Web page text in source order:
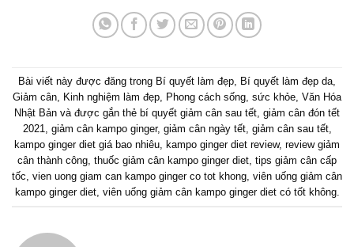
Bài viết này được đăng trong Bí quyết làm đẹp Bí quyết làm đẹp da
Giảm cân Kinh nghiệm làm đẹp Phong cách sống sức khỏe Văn Hóa
Nhật Bản và được gắn thẻ bí quyết giảm cân sau tết giảm cân đón tết
2021
giảm cân kampo ginger, giảm cân ngày tết, giảm cân sau tết,
kampo ginger diet giá bao nhiêu kampo ginger diet review, review giảm
cân thành công thuốc giảm cân kampo ginger diet tips giảm cân cấp
tốc vien uong giam can kampo ginger co tot khong viên uống giảm cân
kampo ginger diet, viên uống giảm cân kampo ginger diet có tốt không.